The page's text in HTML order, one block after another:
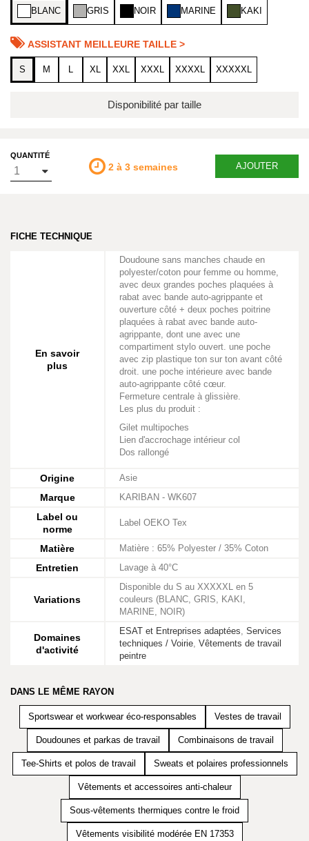
BLANC GRIS NOIR MARINE KAKI
ASSISTANT MEILLEURE TAILLE >
S M L XL XXL XXXL XXXXL XXXXXL
Disponibilité par taille
QUANTITÉ
2 à 3 semaines AJOUTER
FICHE TECHNIQUE
En savoir
plus
Doudoune sans manches chaude en
polyester/coton pour femme ou homme,
avec deux grandes poches plaquées à
rabat avec bande auto-agrippante et
ouverture côté + deux poches poitrine
plaquées à rabat avec bande auto-
agrippante, dont une avec une
compartiment stylo ouvert. une poche
avec zip plastique ton sur ton avant côté
droit. une poche intérieure avec bande
auto-agrippante côté cœur.
Fermeture centrale à glissière.
Les plus du produit :
Gilet multipoches
Lien d'accrochage intérieur col
Dos rallongé
Origine Asie
Marque KARIBAN - WK607
Label ou
norme
Label OEKO Tex
Matière Matière : 65% Polyester / 35% Coton
Entretien Lavage à 40°C
Variations
Disponible du S au XXXXXL en 5
couleurs (BLANC, GRIS, KAKI,
MARINE, NOIR)
Domaines
d'activité
ESAT et Entreprises adaptées, Services
techniques / Voirie, Vêtements de travail
peintre
DANS LE MÊME RAYON
Sportswear et workwear éco-responsables Vestes de travail
Doudounes et parkas de travail Combinaisons de travail
Tee-Shirts et polos de travail Sweats et polaires professionnels
Vêtements et accessoires anti-chaleur
Sous-vêtements thermiques contre le froid
Vêtements visibilité modérée EN 17353